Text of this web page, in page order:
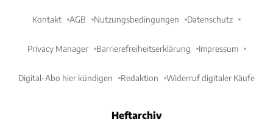
Kontakt AGB Nutzungsbedingungen Datenschutz
Privacy Manager Barrierefreiheitserklärung Impressum
Digital-Abo hier kündigen Redaktion Widerruf digitaler Käufe
Heftarchiv